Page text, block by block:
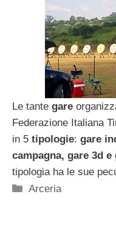
Le tante gare
Federazione Italiana
in 5 tipologie: gare
campagna, gare 3d
tipologia ha le sue
Categorie
Arceria